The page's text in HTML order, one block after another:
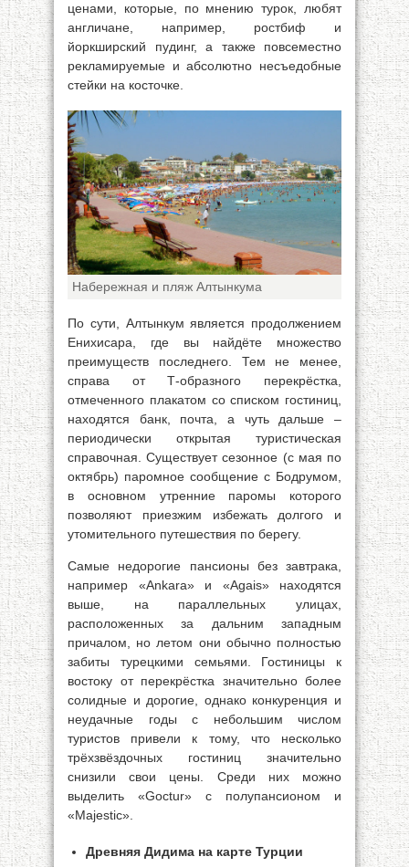
ценами, которые, по мнению турок, любят
англичане, например, ростбиф и
йоркширский пудинг, а также повсеместно
рекламируемые и абсолютно несъедобные
стейки на косточке.
Набережная и пляж Алтынкума
По сути, Алтынкум является продолжением
Енихисара, где вы найдёте множество
преимуществ последнего. Тем не менее,
справа от Т-образного перекрёстка,
отмеченного плакатом со списком гостиниц,
находятся банк, почта, а чуть дальше –
периодически открытая туристическая
справочная. Существует сезонное (с мая по
октябрь) паромное сообщение с Бодрумом,
в основном утренние паромы которого
позволяют приезжим избежать долгого и
утомительного путешествия по берегу.
Самые недорогие пансионы без завтрака,
например «Ankara» и «Agais» находятся
выше, на параллельных улицах,
расположенных за дальним западным
причалом, но летом они обычно полностью
забиты турецкими семьями. Гостиницы к
востоку от перекрёстка значительно более
солидные и дорогие, однако конкуренция и
неудачные годы с небольшим числом
туристов привели к тому, что несколько
трёхзвёздочных гостиниц значительно
снизили свои цены. Среди них можно
выделить «Goctur» с полупансионом и
«Majestic».
Древняя Дидима на карте Турции